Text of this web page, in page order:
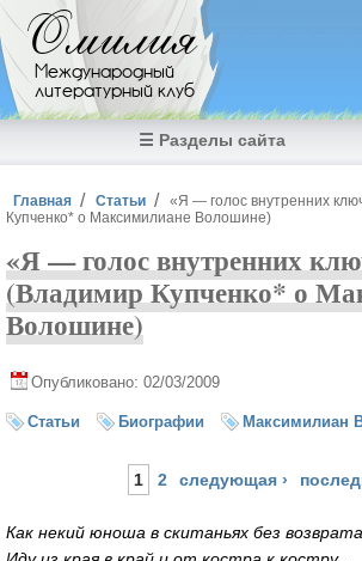
Перейти к основному содержанию
Омилия
Международный
литературный клуб
☰ Разделы сайта
Вы здесь
Главная Статьи
«Я — голос внутренних
Купченко* о Максимилиане Волошине)
«Я — голос внутренних
(Владимир Купченко* о
Волошине)
Опубликовано: 02/03/2009
Статьи Биографии Максимилиан
1 2 следующая ›
Как некий юноша в скитаньях без возврата,